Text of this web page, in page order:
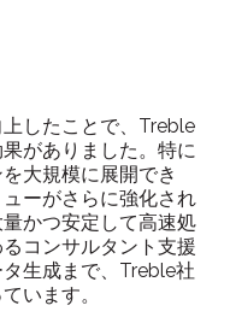
したことで、Treble
がありました。特に
大規模に展開でき
ーがさらに強化され
かつ安定して高速処
コンサルタント支援
生成まで、Treble社
います。